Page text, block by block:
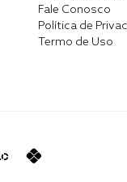
Fale Conosco
Política de
Termo de Uso